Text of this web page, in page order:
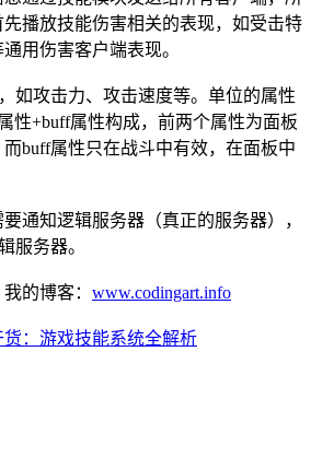
播放技能伤害相关的表现，如受击特
用伤害客户端表现。
如攻击力、攻击速度等。单位的属性
性+buff属性构成，前两个属性为面板
buff属性只在战斗中有效，在面板中
通知逻辑服务器（真正的服务器），
服务器。
的博客： www.codingart.info
：游戏技能系统全解析